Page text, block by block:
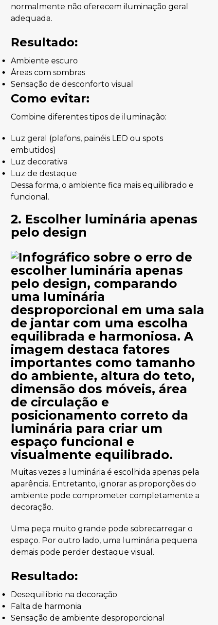
normalmente não oferecem iluminação geral
adequada.
Resultado:
Ambiente escuro
Áreas com sombras
Sensação de desconforto visual
Como evitar:
Combine diferentes tipos de iluminação:
Luz geral (plafons, painéis LED ou spots
embutidos)
Luz decorativa
Luz de destaque
Dessa forma, o ambiente fica mais equilibrado e
funcional.
2. Escolher luminária apenas
pelo design
Muitas vezes a luminária é escolhida apenas pela
aparência. Entretanto, ignorar as proporções do
ambiente pode comprometer completamente a
decoração.
Uma peça muito grande pode sobrecarregar o
espaço. Por outro lado, uma luminária pequena
demais pode perder destaque visual.
Resultado:
Desequilíbrio na decoração
Falta de harmonia
Sensação de ambiente desproporcional